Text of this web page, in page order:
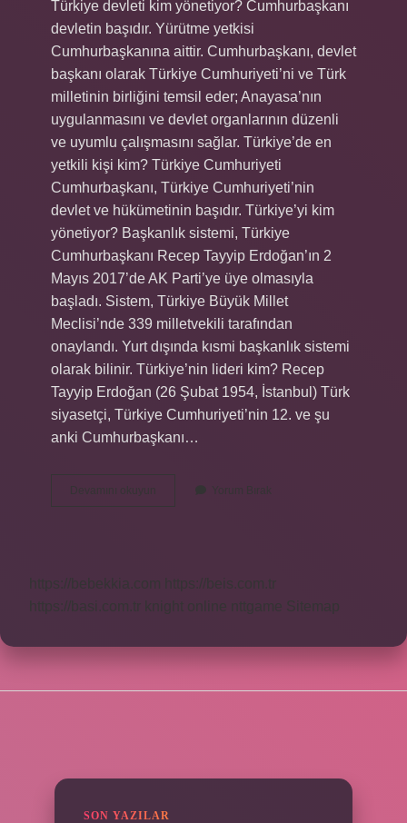
Türkiye devleti kim yönetiyor? Cumhurbaşkanı
devletin başıdır. Yürütme yetkisi
Cumhurbaşkanına aittir. Cumhurbaşkanı, devlet
başkanı olarak Türkiye Cumhuriyeti’ni ve Türk
milletinin birliğini temsil eder; Anayasa’nın
uygulanmasını ve devlet organlarının düzenli
ve uyumlu çalışmasını sağlar. Türkiye’de en
yetkili kişi kim? Türkiye Cumhuriyeti
Cumhurbaşkanı, Türkiye Cumhuriyeti’nin
devlet ve hükümetinin başıdır. Türkiye’yi kim
yönetiyor? Başkanlık sistemi, Türkiye
Cumhurbaşkanı Recep Tayyip Erdoğan’ın 2
Mayıs 2017’de AK Parti’ye üye olmasıyla
başladı. Sistem, Türkiye Büyük Millet
Meclisi’nde 339 milletvekili tarafından
onaylandı. Yurt dışında kısmi başkanlık sistemi
olarak bilinir. Türkiye’nin lideri kim? Recep
Tayyip Erdoğan (26 Şubat 1954, İstanbul) Türk
siyasetçi, Türkiye Cumhuriyeti’nin 12. ve şu
anki Cumhurbaşkanı…
Devamını okuyun
Türkiyeyi
Yöneten
Yorum Bırak
https://bebekkia.com
https://beis.com.tr
https://basi.com.tr
knight online nttgame Sitemap
SON YAZILAR